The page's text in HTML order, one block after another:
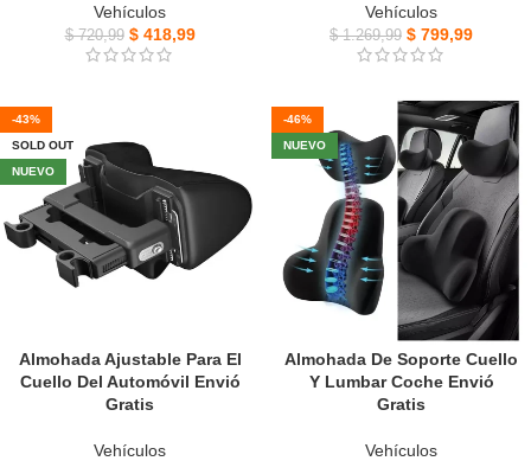
Vehículos
$720,99 $418,99
Vehículos
$1.269,99 $ 799,99
-43%
SOLD OUT
NUEVO
Almohada Ajustable Para El
Cuello Del Automóvil Envió
Gratis
Vehículos
-46%
NUEVO
Almohada De Soporte Cuello
Y Lumbar Coche Envió
Gratis
Vehículos